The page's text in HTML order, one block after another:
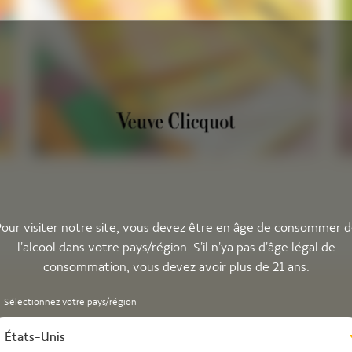
visiter notre site, vous devez être en âge de consommer
l'alcool dans votre pays/région. S'il n'ya pas d'âge légal de
consommation, vous devez avoir plus de 21 ans.
Sélectionnez votre pays/région
États-Unis